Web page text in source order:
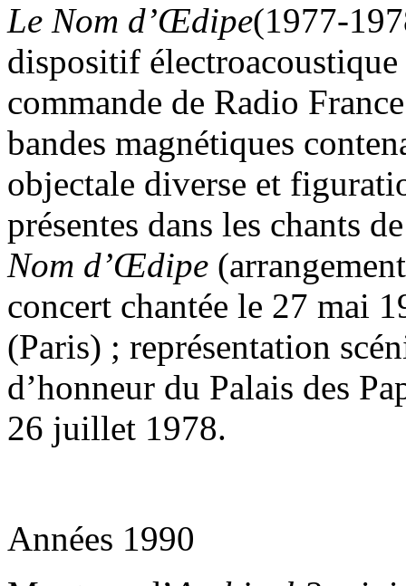
Le Nom d’Œdipe(1977-
dispositif
commande de Radio
bandes magnétiques
objectale diverse et
présentes dans les chants
Nom d’Œdipe
concert chantée le 27 mai
(Paris) ; représentation
d’honneur du Palais des
26 juillet 1978.
Années 1990